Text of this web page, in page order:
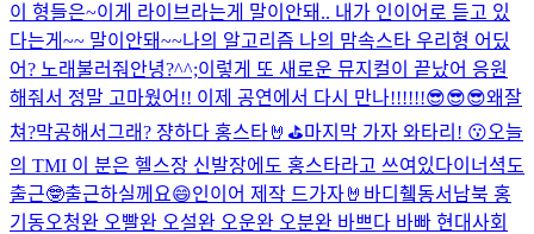
이 형들은~이게 라이브라는게 말이안돼.. 내가 인이어로 듣고 있
다는게~~ 말이안돼~~나의 알고리즘 나의 맘속스타 우리형 어딨
어? 노래불러줘 안녕?^^;이렇게 또 새로운 뮤지컬이 끝났어 응원
해줘서 정말 고마웠어!! 이제 공연에서 다시 만나!!!!!!😎😎😎왜잘
쳐?막공해서그래? 쟝하다 홍스타🤘⛳️마지막 가자 와타리! 😗오늘
의 TMI 이 분은 헬스장 신발장에도 홍스타라고 쓰여있다이너셕도
출근🤓출근하실께요😄인이어 제작 드가자🤘 바디췤동서남북 홍
기동오청완 오빨완 오설완 오운완 오분완 바쁘다 바빠 현대사회